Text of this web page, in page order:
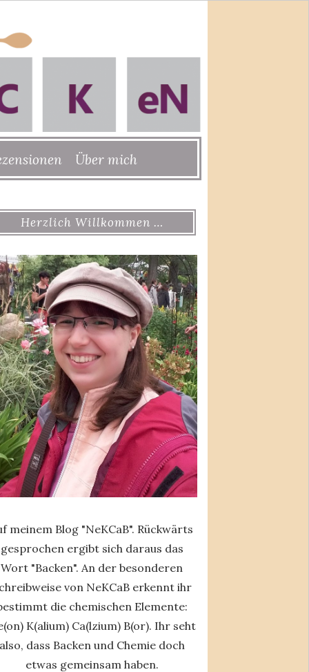
Über mich
Herzlich Willkommen …
meinem Blog "NeKCaB". Rückwärts
gesprochen ergibt sich daraus das
Wort "Backen". An der besonderen
von NeKCaB erkennt ihr
die chemischen Elemente:
K(alium) Ca(lzium) B(or). Ihr seht
dass Backen und Chemie doch
etwas gemeinsam haben.